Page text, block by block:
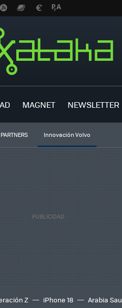
MAGNET NEWSLETTER
PARTNERS Innovación Volvo
Z iPhone 18 Arabia